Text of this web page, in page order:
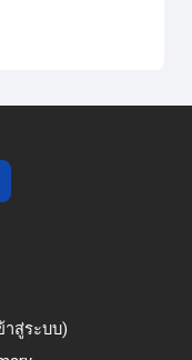
าสู่ระบบ)